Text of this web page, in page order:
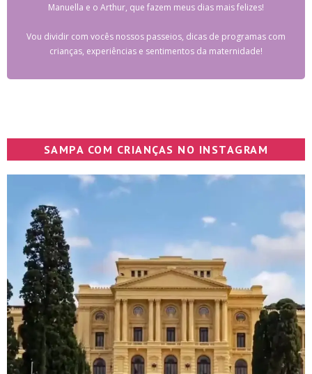
Manuella e o Arthur, que fazem meus dias mais felizes!
Vou dividir com vocês nossos passeios, dicas de programas com
crianças, experiências e sentimentos da maternidade!
SAMPA COM CRIANÇAS NO INSTAGRAM